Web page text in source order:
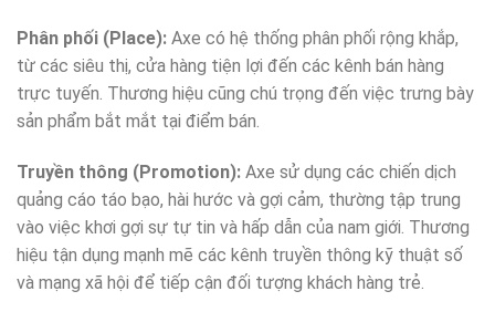
Phân phối (Place): Axe có hệ thống phân phối rộng khắp,
từ các siêu thị, cửa hàng tiện lợi đến các kênh bán hàng
trực tuyến. Thương hiệu cũng chú trọng đến việc trưng bày
sản phẩm bắt mắt tại điểm bán.
Truyền thông (Promotion): Axe sử dụng các chiến dịch
quảng cáo táo bạo, hài hước và gợi cảm, thường tập trung
vào việc khơi gợi sự tự tin và hấp dẫn của nam giới. Thương
hiệu tận dụng mạnh mẽ các kênh truyền thông kỹ thuật số
và mạng xã hội để tiếp cận đối tượng khách hàng trẻ.